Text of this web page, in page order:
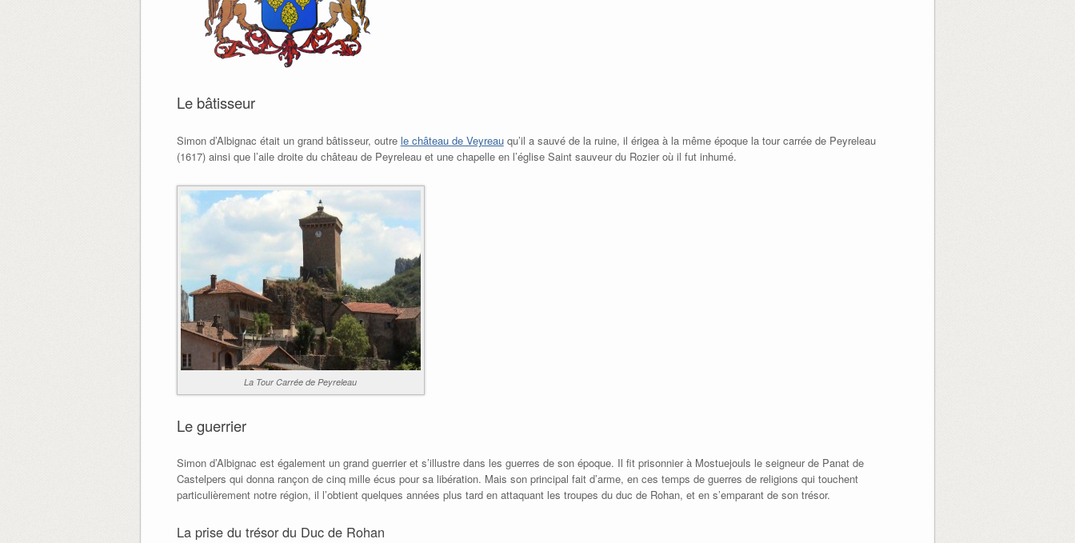
Le bâtisseur
Simon d’Albignac était un grand bâtisseur, outre le château de Veyreauqu’il a sauvé de la ruine, il érigea à la même époque la tour carrée de Peyreleau
(1617) ainsi que l’aile droite du château de Peyreleau et une chapelle en l’église Saint sauveur du Rozier où il fut inhumé.
La Tour Carrée de Peyreleau
Le guerrier
Simon d’Albignac est également un grand guerrier et s’illustre dans les guerres de son époque. Il fit prisonnier à Mostuejouls le seigneur de Panat de
Castelpers qui donna rançon de cinq mille écus pour sa libération. Mais son principal fait d’arme, en ces temps de guerres de religions qui touchent
particulièrement notre région, il l’obtient quelques années plus tard en attaquant les troupes du duc de Rohan, et en s’emparant de son trésor.
La prise du trésor du Duc de Rohan